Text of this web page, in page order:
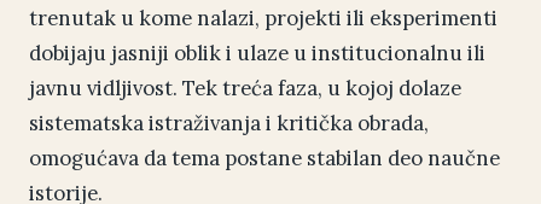
trenutak u kome nalazi, projekti ili eksperimenti
dobijaju jasniji oblik i ulaze u institucionalnu ili
javnu vidljivost. Tek treća faza, u kojoj dolaze
sistematska istraživanja i kritička obrada,
omogućava da tema postane stabilan deo naučne
istorije.